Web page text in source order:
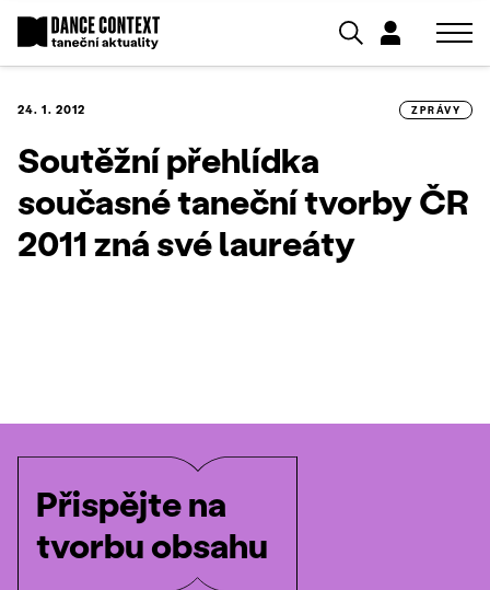
24. 1. 2012 ZPRÁVY
Soutěžní přehlídka
současné taneční tvorby ČR
2011 zná své laureáty
Přispějte na
tvorbu obsahu